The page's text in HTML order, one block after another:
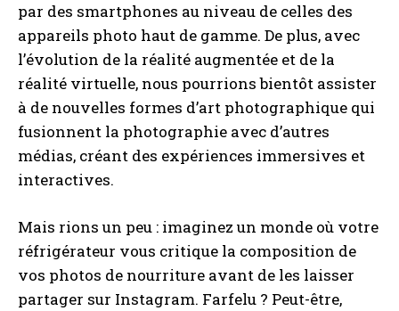
par des smartphones au niveau de celles des
appareils photo haut de gamme. De plus, avec
l’évolution de la réalité augmentée et de la
réalité virtuelle, nous pourrions bientôt assister
à de nouvelles formes d’art photographique qui
fusionnent la photographie avec d’autres
médias, créant des expériences immersives et
interactives.
Mais rions un peu : imaginez un monde où votre
réfrigérateur vous critique la composition de
vos photos de nourriture avant de les laisser
partager sur Instagram. Farfelu ? Peut-être,